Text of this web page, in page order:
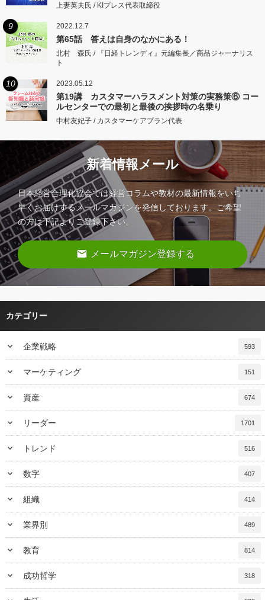
上妻英夫氏 / KIプレス代表取締役
9 2022.12.7
第65話 答えは自身のなかにある！
北村 森氏 / 『日経トレンディ』元編集長／商品ジャーナリス
ト
10 2023.05.12
第19講 カスタマーハラスメント対策の実務策⑥ コー
ルセンターでの最初と最後の挨拶時の名乗り
中村友妃子 / カスタマーケアプラン代表
新着情報メール
日本経営合理化協会では経営コラムや教材の最新情報をいち
早くお届けするメールマガジンを発信しております。ご希望
の方は下記よりご登録下さい。
email メールマガジン登録する
カテゴリー
keyboard_arrow_down 企業戦略 593
keyboard_arrow_down マーケティング 151
keyboard_arrow_down 資産 674
keyboard_arrow_down リーダー 1701
keyboard_arrow_down トレンド 516
keyboard_arrow_down 数字 407
keyboard_arrow_down 組織 414
keyboard_arrow_down 業界別 489
keyboard_arrow_down 教育 814
keyboard_arrow_down 成功哲学 318